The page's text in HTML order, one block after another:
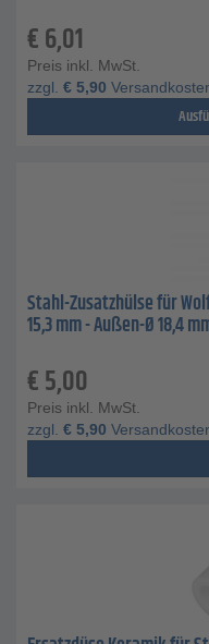
€6,01
Preis inkl. MwSt.
zzgl. € 5,90
Stahl-Zusatzhülse für
15,3 mm - Außen-Ø 18,4
€5,00
Preis inkl. MwSt.
zzgl. € 5,90